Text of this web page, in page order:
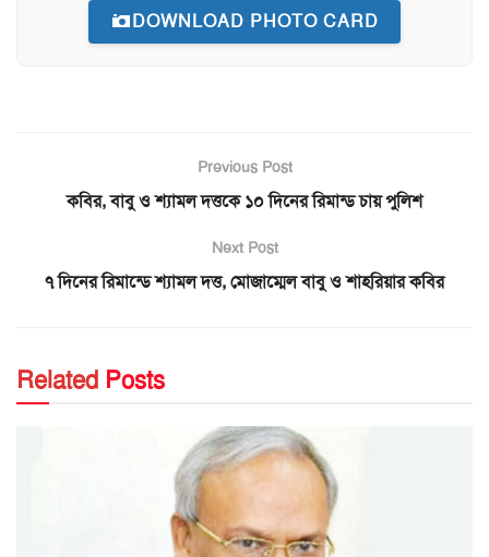
DOWNLOAD PHOTO CARD
Previous Post
কবির, বাবু ও শ্যামল দত্তকে ১০ দিনের রিমান্ড চায় পুলিশ
Next Post
৭ দিনের রিমান্ডে শ্যামল দত্ত, মোজাম্মেল বাবু ও শাহরিয়ার কবির
Related Posts